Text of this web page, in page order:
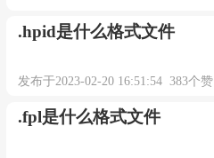
.hpid是什么格式文件
发布于2023-02-20 16:51:54 383个赞
.fpl是什么格式文件